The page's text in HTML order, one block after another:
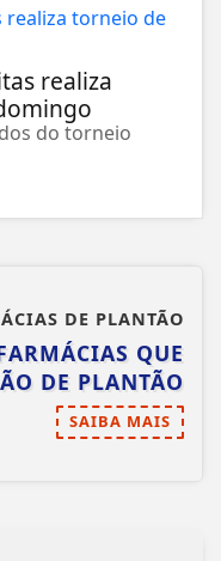
realiza
do torneio
DE PLANTÃO
QUE
DE PLANTÃO
SAIBA MAIS